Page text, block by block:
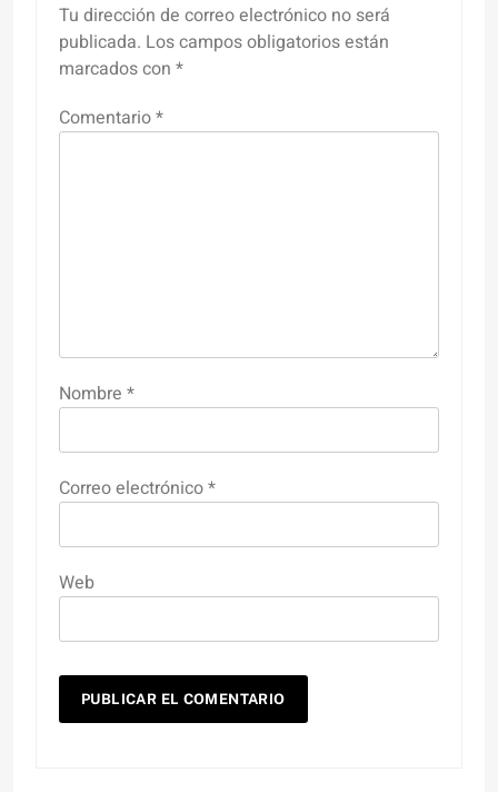
Tu dirección de correo electrónico no será
publicada. Los campos obligatorios están
marcados con *
Comentario*
Nombre *
Correo electrónico*
Web